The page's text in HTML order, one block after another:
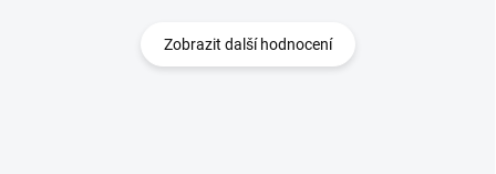
Zobrazit další hodnocení